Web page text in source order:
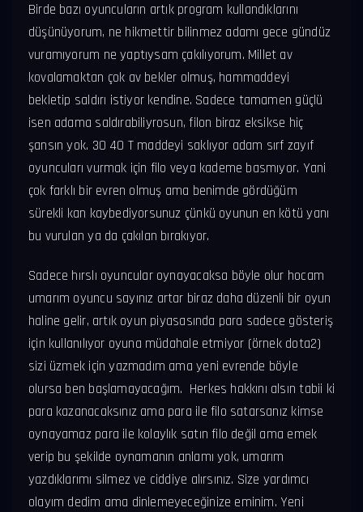
Birde bazı oyuncuların artık program kullandıklarını
düşünüyorum, ne hikmettir bilinmez adamı gece gündüz
vuramıyorum ne yaptıysam çakılıyorum. Millet av
kovalamaktan çok av bekler olmuş, hammaddeyi
bekletip saldırı istiyor kendine. Sadece tamamen güçlü
isen adama saldırabiliyrosun, filon biraz eksikse hiç
şansın yok. 30 40 T maddeyi saklıyor adam sırf zayıf
oyuncuları vurmak için filo veya kademe basmıyor. Yani
çok farklı bir evren olmuş ama benimde gördüğüm
sürekli kan kaybediyorsunuz çünkü oyunun en kötü yanı
bu vurulan ya da çakılan bırakıyor.
Sadece hırslı oyuncular oynayacaksa böyle olur hocam
umarım oyuncu sayınız artar biraz daha düzenli bir oyun
haline gelir, artık oyun piyasasında para sadece gösteriş
için kullanılıyor oyuna müdahale etmiyor (örnek dota2)
sizi üzmek için yazmadım ama yeni evrende böyle
olursa ben başlamayacağım. Herkes hakkını alsın tabii ki
para kazanacaksınız ama para ile filo satarsanız kimse
oynayamaz para ile kolaylık satın filo değil ama emek
verip bu şekilde oynamanın anlamı yok, umarım
yazdıklarımı silmez ve ciddiye alırsınız. Size yardımcı
olayım dedim ama dinlemeyeceğinize eminim. Yeni